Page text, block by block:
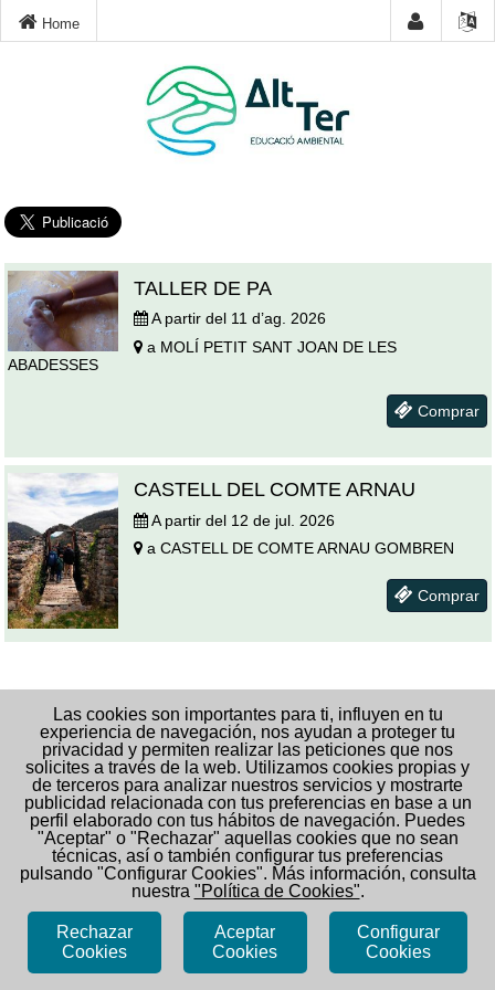
Las cookies son importantes para ti, influyen en tu
experiencia de navegación, nos ayudan a proteger tu
privacidad y permiten realizar las peticiones que nos
solicites a través de la web. Utilizamos cookies propias y
de terceros para analizar nuestros servicios y mostrarte
publicidad relacionada con tus preferencias en base a un
perfil elaborado con tus hábitos de navegación. Puedes
"Aceptar" o "Rechazar" aquellas cookies que no sean
técnicas, así o también configurar tus preferencias
pulsando "Configurar Cookies". Más información, consulta
nuestra "Política de Cookies".
Rechazar
Cookies
Aceptar
Cookies
Configurar
Cookies
Home
TALLER DE PA
A partir del 11 d’ag. 2026
a MOLÍ PETIT SANT JOAN DE LES
ABADESSES
Comprar
CASTELL DEL COMTE ARNAU
A partir del 12 de jul. 2026
a CASTELL DE COMTE ARNAU GOMBREN
Comprar
www.alt-ter.org